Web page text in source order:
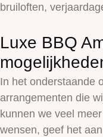
bruiloften,
Luxe BBQ
In het onderstaande
arrangementen die
kunnen we veel
wensen, geef het